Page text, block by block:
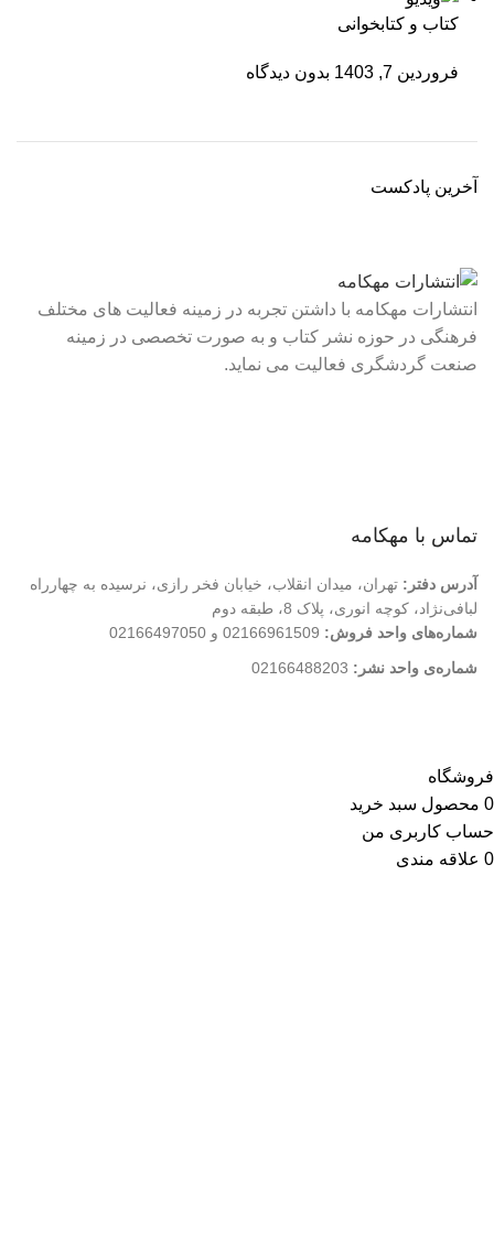
کتاب و کتابخوانی
فروردین 7, 1403 بدون دیدگاه
آخرین پادکست
انتشارات مهکامه با داشتن تجربه در زمینه فعالیت های مختلف
فرهنگی در حوزه نشر کتاب و به صورت تخصصی در زمینه
صنعت گردشگری فعالیت می نماید.
تماس با مهکامه
آدرس دفتر: تهران، میدان انقلاب، خیابان فخر رازی، نرسیده به چهارراه
لبافی‌نژاد، کوچه انوری، پلاک 8، طبقه دوم
شماره‌های واحد فروش: 02166961509 و 02166497050
شماره‌‌ی واحد نشر:
فروشگاه
0 محصول سبد خرید
حساب کاربری من
0 علاقه مندی